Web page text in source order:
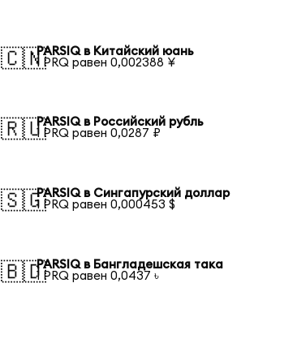
🇨🇳PARSIQ в Китайский юань
1 PRQ равен 0,002388 ¥
🇷🇺PARSIQ в Российский рубль
1 PRQ равен 0,0287 ₽
🇸🇬PARSIQ в Сингапурский доллар
1 PRQ равен 0,000453 $
🇧🇩PARSIQ в Бангладешская така
1 PRQ равен 0,0437 ৳